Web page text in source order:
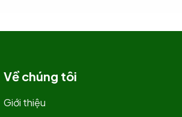
Về chúng tôi
Giới thiệu